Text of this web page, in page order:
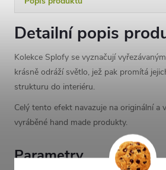
Detailní popis
Kolekce Splofy se vyznačují
krásně odráží světlo, jež pak promítá
strukturu do interiéru.
Celý tento efekt navazuje na originální a
vyráběné hand made produkty.
Parametry